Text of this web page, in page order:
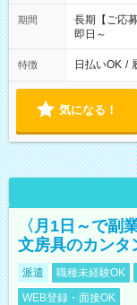
期間
長期【ご応
即日～
特徴 日払いOK /
気になる！
〈月1日～で副
文房具のカンタ
派遣 職種未経験OK
WEB登録・面接OK